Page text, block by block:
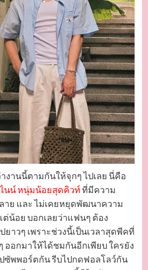
งานนี้ตามกันให้จุกๆ ไปเลย นี่คือ
นน์ หนุ่มน้อยสุดคิวท์ที่มีความ
าย และ ไม่เคยหยุดพัฒนาความ
น้อย บอกเลยว่าแฟนๆ ต้อง
าวๆ เพราะช่วงนี้เป็นเวลาสุดพีคที่
ออกมาให้ได้ชมกันอีกเพียบ ใครยัง
ซัพพอร์ตกัน รีบไปกดฟอลโลว์กัน